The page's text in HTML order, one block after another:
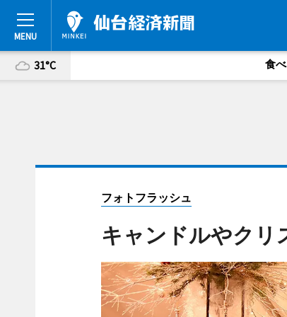
31°C 食
フォトフラッシュ
キャンドルやクリ